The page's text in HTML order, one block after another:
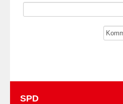
SPD